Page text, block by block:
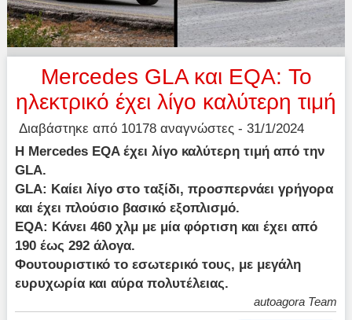
Mercedes GLA και ΕQA: Το
ηλεκτρικό έχει λίγο καλύτερη τιμή
Διαβάστηκε από 10178 αναγνώστες - 31/1/2024
Η Mercedes EQA έχει λίγο καλύτερη τιμή από την
GLA.
GLA: Καίει λίγο στο ταξίδι, προσπερνάει γρήγορα
και έχει πλούσιο βασικό εξοπλισμό.
EQA: Κάνει 460 χλμ με μία φόρτιση και έχει από
190 έως 292 άλογα.
Φουτουριστικό το εσωτερικό τους, με μεγάλη
ευρυχωρία και αύρα πολυτέλειας.
autoagora Team